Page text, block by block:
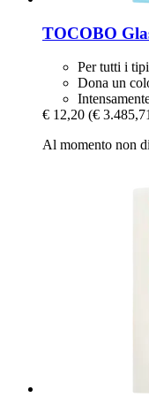
TOCOBO
Per tutti i
Dona un
€ 12,20 (€
Al momento non